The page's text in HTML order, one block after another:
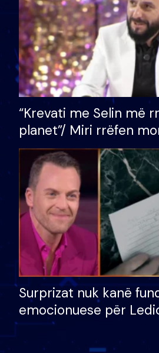
“Krevati me Selin më
planet”/ Miri rrëfen
bukura në shtëpinë e
mungojë zilja e
Surprizat nuk kanë
emocionuese për
nëna dhe fëmijët e tij,
nuk i mban dot lotët: